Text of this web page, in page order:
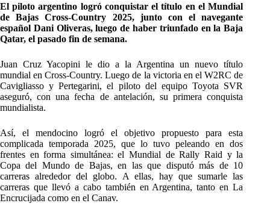
El piloto argentino logró conquistar el título en el Mundial
de Bajas Cross-Country 2025, junto con el navegante
español Dani Oliveras, luego de haber triunfado en la Baja
Qatar, el pasado fin de semana.
Juan Cruz Yacopini le dio a la Argentina un nuevo título
mundial en Cross-Country. Luego de la victoria en el W2RC de
Cavigliasso y Pertegarini, el piloto del equipo Toyota SVR
aseguró, con una fecha de antelación, su primera conquista
mundialista.
Así, el mendocino logró el objetivo propuesto para esta
complicada temporada 2025, que lo tuvo peleando en dos
frentes en forma simultánea: el Mundial de Rally Raid y la
Copa del Mundo de Bajas, en las que disputó más de 10
carreras alrededor del globo. A ellas, hay que sumarle las
carreras que llevó a cabo también en Argentina, tanto en La
Encrucijada como en el Canav.